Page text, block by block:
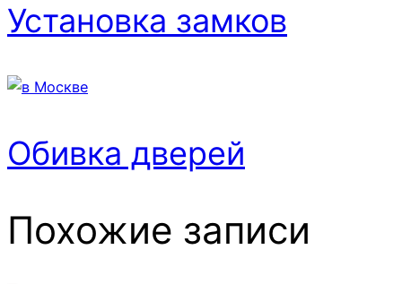
Установка замков
Обивка дверей
Похожие записи